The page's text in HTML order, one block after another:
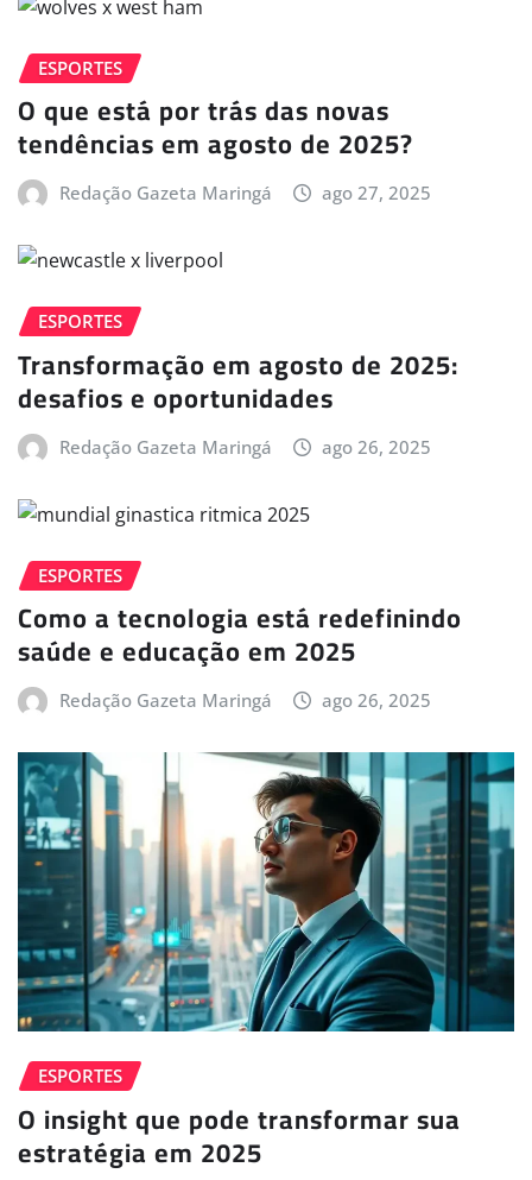
ESPORTES
O que está por trás das novas
tendências em agosto de 2025?
Redação Gazeta Maringá ago 27, 2025
ESPORTES
Transformação em agosto de 2025:
desafios e oportunidades
Redação Gazeta Maringá ago 26, 2025
ESPORTES
Como a tecnologia está redefinindo
saúde e educação em 2025
Redação Gazeta Maringá ago 26, 2025
ESPORTES
O insight que pode transformar sua
estratégia em 2025